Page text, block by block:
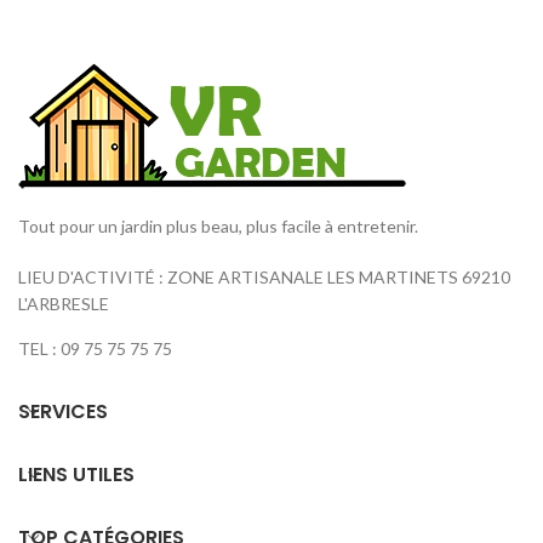
Tout pour un jardin plus beau, plus facile à entretenir.
LIEU D'ACTIVITÉ : ZONE ARTISANALE LES MARTINETS 69210
L'ARBRESLE
TEL : 09 75 75 75 75
SERVICES
LIENS UTILES